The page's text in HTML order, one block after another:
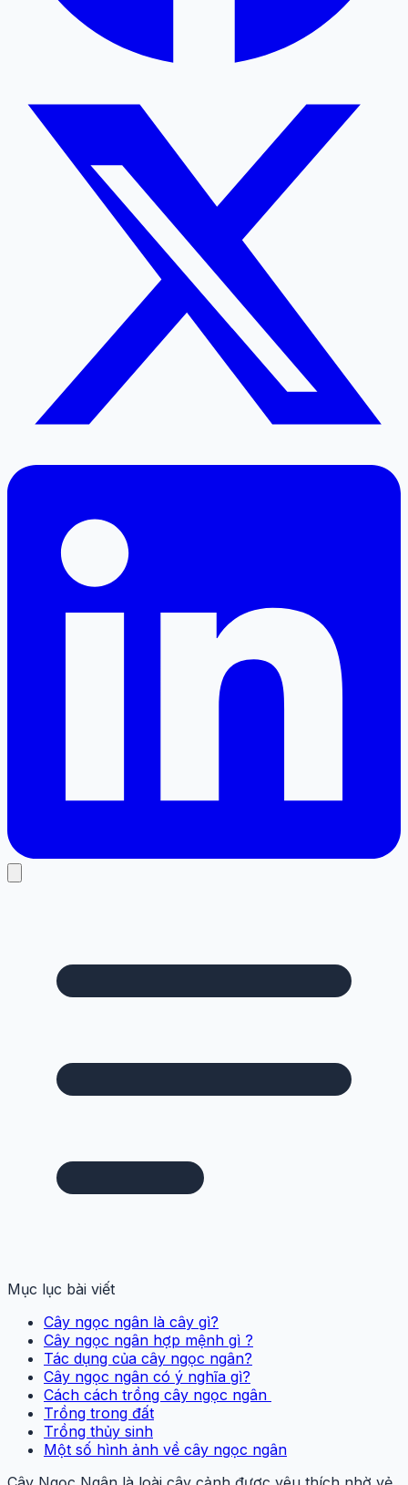
Mục lục bài viết
Cây ngọc ngân là cây gì?
Cây ngọc ngân hợp mệnh gì ?
Tác dụng của cây ngọc ngân?
Cây ngọc ngân có ý nghĩa gì?
Cách cách trồng cây ngọc ngân
Trồng trong đất
Trồng thủy sinh
Một số hình ảnh về cây ngọc ngân